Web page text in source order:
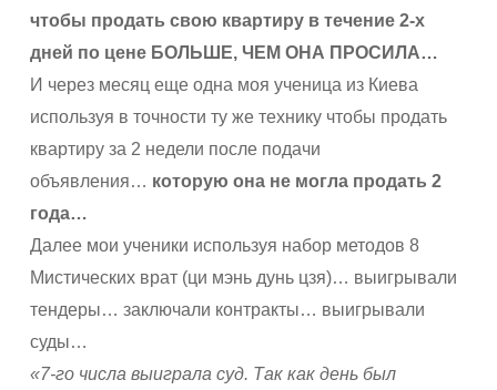
чтобы продать свою квартиру в течение 2-х
дней по цене БОЛЬШЕ, ЧЕМ ОНА ПРОСИЛА…
И через месяц еще одна моя ученица из Киева
используя в точности ту же технику чтобы продать
квартиру за 2 недели после подачи
объявления… которую она не могла продать 2
года…
Далее мои ученики используя набор методов 8
Мистических врат (ци мэнь дунь цзя)… выигрывали
тендеры… заключали контракты… выигрывали
суды…
«7-го числа выиграла суд. Так как день был